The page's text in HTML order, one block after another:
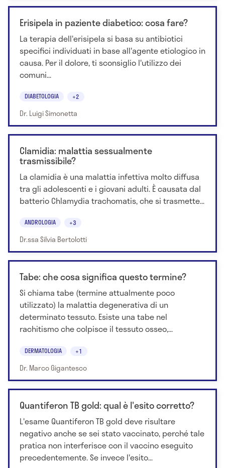
Erisipela in paziente diabetico: cosa fare?
La terapia dell'erisipela si basa su antibiotici
specifici individuati in base all'agente etiologico in
causa. Per il dolore, ti sconsiglio l'utilizzo dei
comuni...
DIABETOLOGIA +2
Dr. Luigi Simonetta
Clamidia: malattia sessualmente
trasmissibile?
La clamidia è una malattia infettiva molto diffusa
tra gli adolescenti e i giovani adulti. È causata dal
batterio Chlamydia trachomatis, che si trasmette...
ANDROLOGIA +3
Dr.ssa Silvia Bertolotti
Tabe: che cosa significa questo termine?
Si chiama tabe (termine attualmente poco
utilizzato) la malattia degenerativa di un
determinato tessuto. Esiste una tabe nel
rachitismo che colpisce il tessuto osseo,...
DERMATOLOGIA +1
Dr. Marco Gigantesco
Quantiferon TB gold: qual è l'esito corretto?
L'esame Quantiferon TB gold deve risultare
negativo anche se sei stato vaccinato, perché tale
pratica non interferisce con il vaccino eseguito
precedentemente. Se invece l'esito...